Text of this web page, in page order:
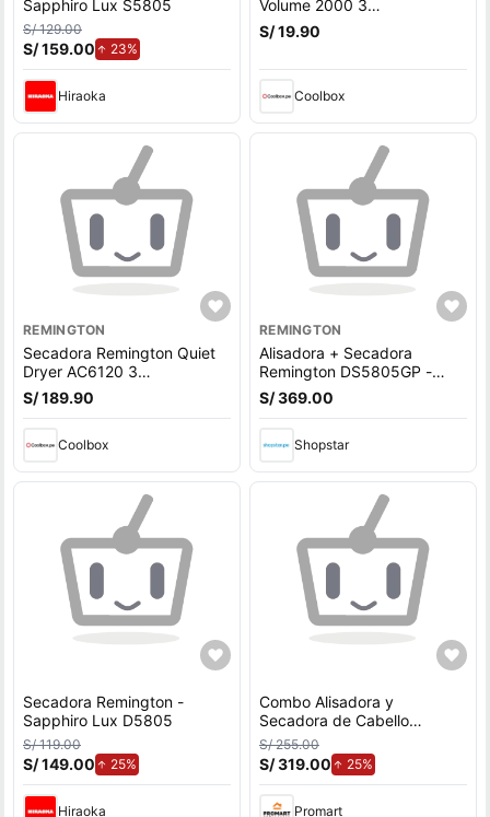
Sapphiro Lux S5805
S/ 129.00
S/ 159.00 23%
Hiraoka
Volume 2000 3
temperaturas
S/ 19.90
Coolbox
REMINGTON
Secadora Remington Quiet
Dryer AC6120 3
temperaturas
S/ 189.90
Coolbox
REMINGTON
Alisadora + Secadora
Remington DS5805GP -
OFERTA!
S/ 369.00
Shopstar
Secadora Remington -
Sapphiro Lux D5805
S/ 119.00
S/ 149.00 25%
Hiraoka
Combo Alisadora y
Secadora de Cabello
Remington Sapphire Luxe
S/ 255.00
S/ 319.00 25%de aumento.
Promart